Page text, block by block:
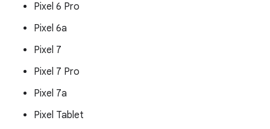
Pixel 6 Pro
Pixel 6a
Pixel 7
Pixel 7 Pro
Pixel 7a
Pixel Tablet